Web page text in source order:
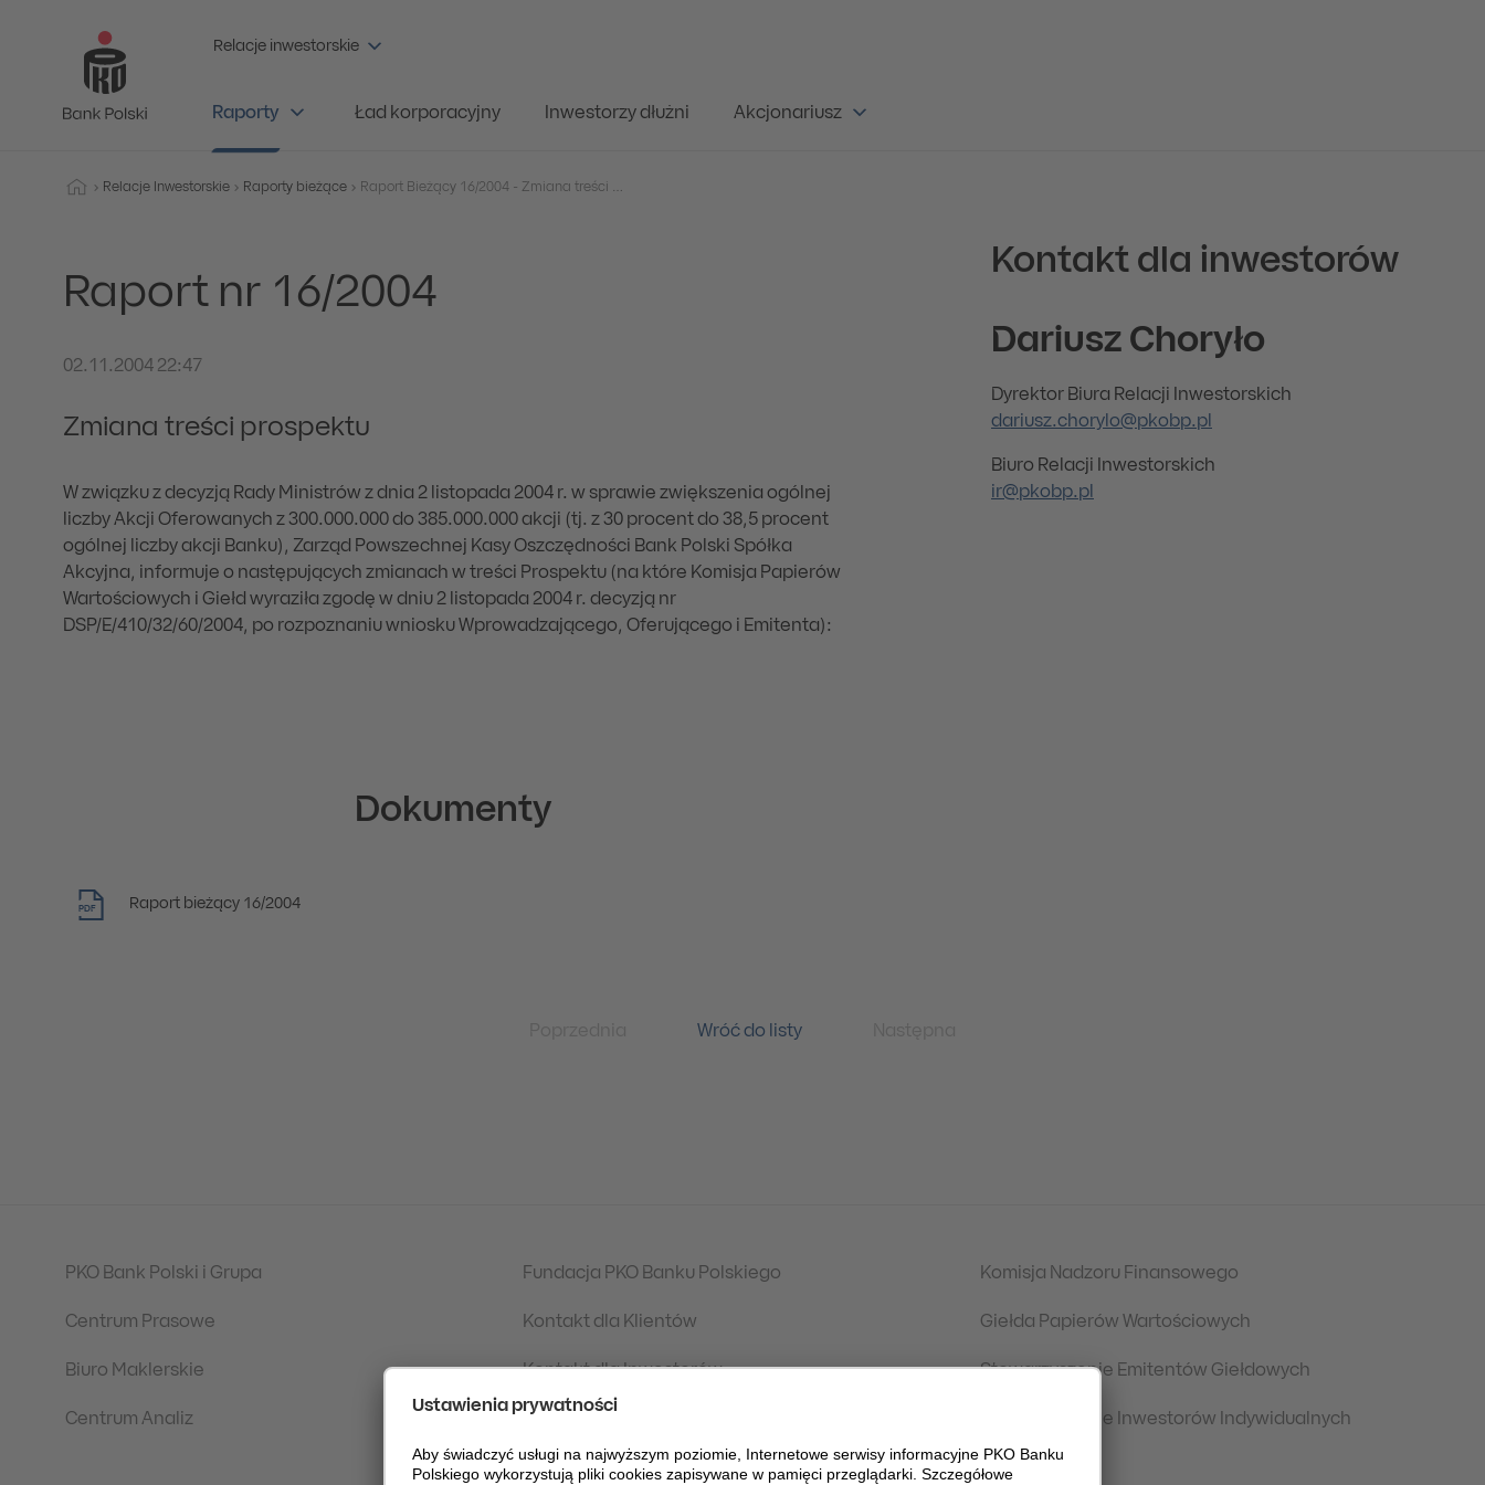
Relacje inwestorskie
Raporty Ład korporacyjny Inwestorzy dłużni Akcjonariusz
Relacje Inwestorskie Raporty bieżące
Raport nr 16/2004
02.11.2004 22:47
Zmiana treści prospektu
W związku z decyzją Rady Ministrów z dnia 2 listopada 2004 r. w sprawie zwiększenia ogólnej
liczby Akcji Oferowanych z 300.000.000 do 385.000.000 akcji (tj. z 30 procent do 38,5 procent
ogólnej liczby akcji Banku), Zarząd Powszechnej Kasy Oszczędności Bank Polski Spółka
Akcyjna, informuje o następujących zmianach w treści Prospektu (na które Komisja Papierów
Wartościowych i Giełd wyraziła zgodę w dniu 2 listopada 2004 r. decyzją nr
DSP/E/410/32/60/2004, po rozpoznaniu wniosku Wprowadzającego, Oferującego i Emitenta):
Dokumenty
PDF Raport bieżący 16/2004
Kontakt dla inwestorów
Dariusz Choryło
Dyrektor Biura Relacji Inwestorskich
dariusz.chorylo@pkobp.pl
Biuro Relacji Inwestorskich
ir@pkobp.pl
Wróć do listy
PKO Bank Polski i Grupa
Centrum Prasowe
Biuro Maklerskie
Centrum Analiz
Fundacja PKO Banku Polskiego
Kontakt dla Klientów
Kontakt dla Inwestorów
Komisja Nadzoru Finansowego
Giełda Papierów Wartościowych
Stowarzyszenie Emitentów Giełdowych
Stowarzyszenie Inwestorów Indywidualnych